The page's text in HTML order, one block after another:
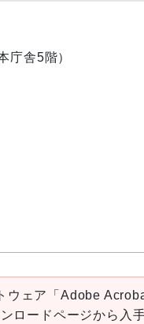
庁舎5階）
ウェア「Adobe
ロードページから入手